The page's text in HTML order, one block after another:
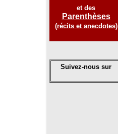
et des
Parenthèses
(récits et anecdotes)
Suivez-nous sur